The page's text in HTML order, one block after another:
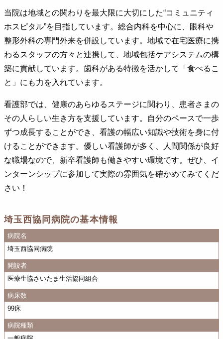
当院は地域との関わりを最大限に大切にした“コミュニティ
ホスピタル”を目指しています。総合内科を中心に、眼科や
整形外科の専門外来を併設しています。地域で在宅医療に携
わるスタッフの方々と連携して、地域包括ケアシステムの構
築に貢献しています。歯科がある特徴を活かして「食べるこ
と」にも力を入れています。
看護部では、健康のあらゆるステージに関わり、患者さまの
その人らしい生き方を支援しています。自分のペースで一歩
ずつ成長することができ、看護の幅広い知識や技術を身に付
けることができます。優しい看護師が多く、人間関係が良好
な職場なので、新卒看護師も働きやすい環境です。ぜひ、イ
ンターンシップに参加して実際の雰囲気を確かめてみてくだ
さい！
埼玉西協同病院の基本情報
病院名
埼玉西協同病院
開設者
医療生協さいたま生活協同組合
病床数
99床
病院種類